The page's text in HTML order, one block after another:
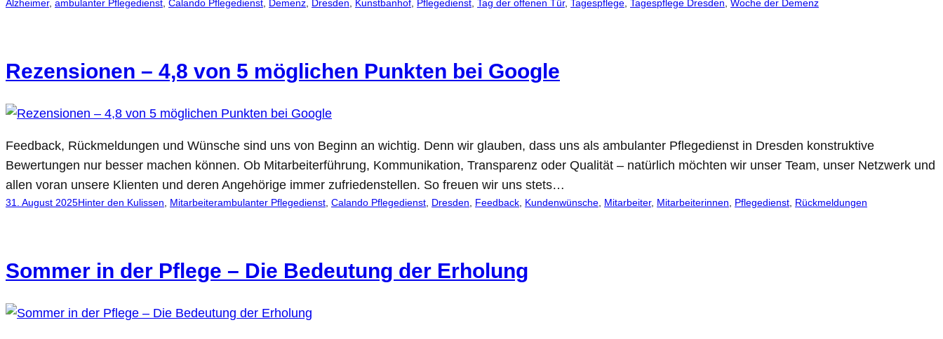
Alzheimer, ambulanter Pflegedienst Calando Pflegedienst Demenz Dresden Kunstbanhof Pflegedienst Tag der offenen Tür, Tagespflege Tagespflege Dresden Woche der Demenz
Rezensionen – 4,8 von 5 möglichen Punkten bei Google
Feedback, Rückmeldungen und Wünsche sind uns von Beginn an wichtig. Denn wir glauben, dass uns als ambulanter Pflegedienst in Dresden konstruktive
Bewertungen nur besser machen können. Ob Mitarbeiterführung, Kommunikation, Transparenz oder Qualität – natürlich möchten wir unser Team, unser Netzwerk und
allen voran unsere Klienten und deren Angehörige immer zufriedenstellen. So freuen wir uns stets…
31. August 2025Hinter den Kulissen Mitarbeiterambulanter Pflegedienst Calando Pflegedienst Dresden Feedback Kundenwünsche Mitarbeiter, Mitarbeiterinnen Pflegedienst Rückmeldungen
Sommer in der Pflege – Die Bedeutung der Erholung